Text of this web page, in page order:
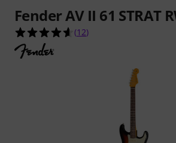
Fender AV II 61 STRAT
4.6 av 5 stjärnor från 12
(12)